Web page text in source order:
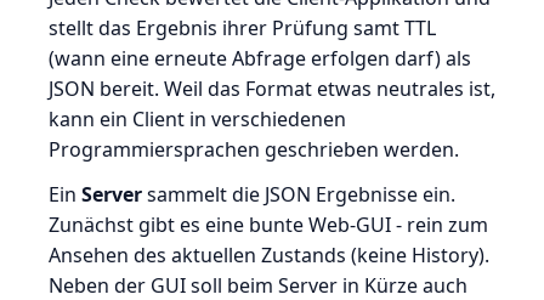
stellt das Ergebnis ihrer Prüfung samt TTL
(wann eine erneute Abfrage erfolgen darf) als
JSON bereit. Weil das Format etwas neutrales ist,
kann ein Client in verschiedenen
Programmiersprachen geschrieben werden.
Ein Serversammelt die JSON Ergebnisse ein.
Zunächst gibt es eine bunte Web-GUI - rein zum
Ansehen des aktuellen Zustands (keine History).
Neben der GUI soll beim Server in Kürze auch